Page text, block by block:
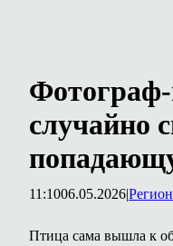
случайно
11:1006.05.2026|Регион
Птица сама вышла к